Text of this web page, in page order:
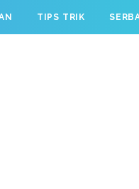
TIPS TRIK